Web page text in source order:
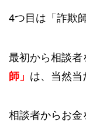
4つ目は「詐欺
最初から相談者
師」 は、当然当
相談者からお金